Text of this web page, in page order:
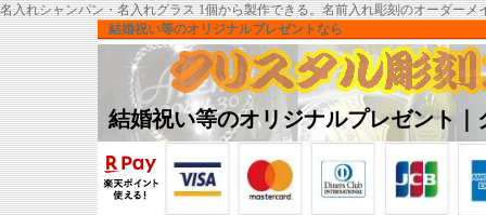
名入れシャンパン・名入れグラス 1個から製作できる。名前入れ彫刻のオーダーメ
結婚祝い等のオリジナルプレゼントなら
結婚祝い等のオリジナルプレゼント｜